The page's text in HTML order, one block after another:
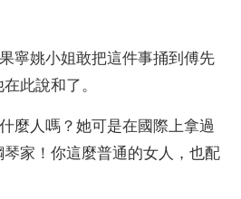
此說和了。
家！你這麼普通的女人，也配